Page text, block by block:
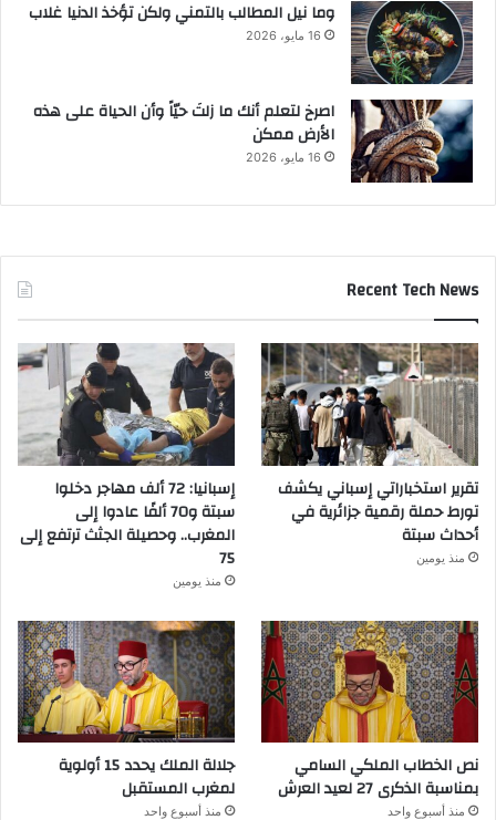
وما نيل المطالب بالتمني ولكن تؤخذ الدنيا غلاب
16 مايو، 2026
‫اصرخ لتعلم أنك ما زلتَ حيّاً وأن الحياة على هذه
الأرض ممكن
16 مايو، 2026
Recent Tech News
تقرير استخباراتي إسباني يكشف
تورط حملة رقمية جزائرية في
أحداث سبتة
منذ يومين
إسبانيا: 72 ألف مهاجر دخلوا
سبتة و70 ألفًا عادوا إلى
المغرب.. وحصيلة الجثث ترتفع إلى
75
منذ يومين
نص الخطاب الملكي السامي
بمناسبة الذكرى 27 لعيد العرش
منذ أسبوع واحد
جلالة الملك يحدد 15 أولوية
لمغرب المستقبل
منذ أسبوع واحد